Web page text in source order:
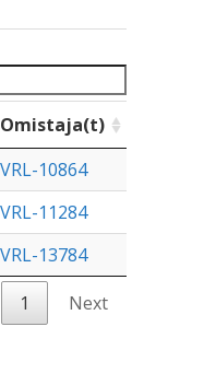
Omistaja(t)
VRL-10864
VRL-11284
VRL-13784
1 Next